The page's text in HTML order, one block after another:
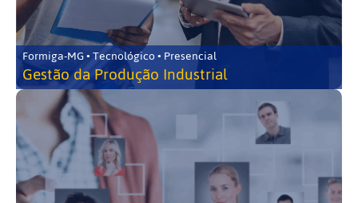
Formiga-MG • Tecnológico • Presencial
Gestão da Produção Industrial